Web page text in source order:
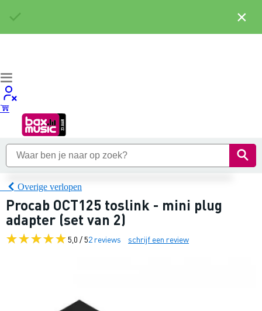
Overige verlopen
Procab OCT125 toslink - mini plug
adapter (set van 2)
5,0 / 52 reviews schrijf een review
×